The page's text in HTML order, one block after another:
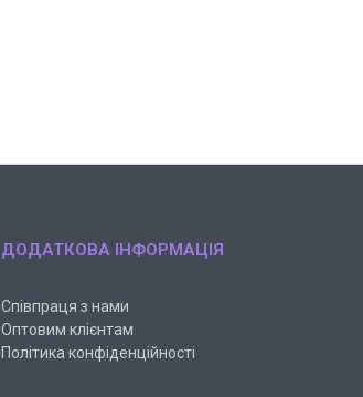
ДОДАТКОВА ІНФОРМАЦІЯ
Співпраця з нами
Оптовим клієнтам
Політика конфіденційності